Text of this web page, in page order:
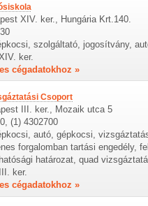
XIV. ker., Hungária Krt.140.
szolgáltató, jogosítvány,
ker.
cégadatokhoz »
Csoport
III. ker., Mozaik utca 5
(1) 4302700
autó, gépkocsi,
forgalomban tartási engedély,
határozat, quad
ker.
cégadatokhoz »